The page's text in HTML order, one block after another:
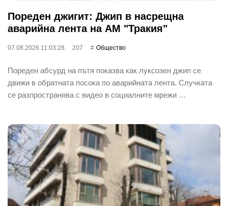
Пореден джигит: Джип в насрещна
аварийна лента на АМ "Тракия"
07.08.2026 11:03:28 207 Общество
Пореден абсурд на пътя показва как луксозен джип се
движи в обратната посока по аварийната лента. Случката
се разпространява с видео в социалните мрежи …